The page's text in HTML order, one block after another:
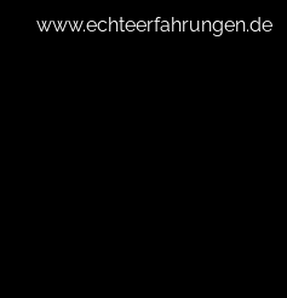
www.echteerfahrungen.de